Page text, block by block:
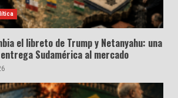
el libreto de Trump y Netanyahu: una
Sudamérica al mercado